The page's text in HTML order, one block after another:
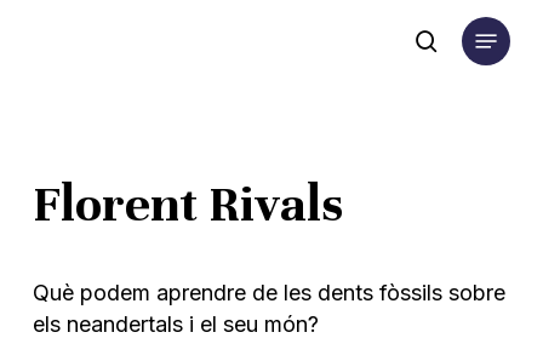
search
Menu
Florent Rivals
Què podem aprendre de les dents fòssils sobre
els neandertals i el seu món?